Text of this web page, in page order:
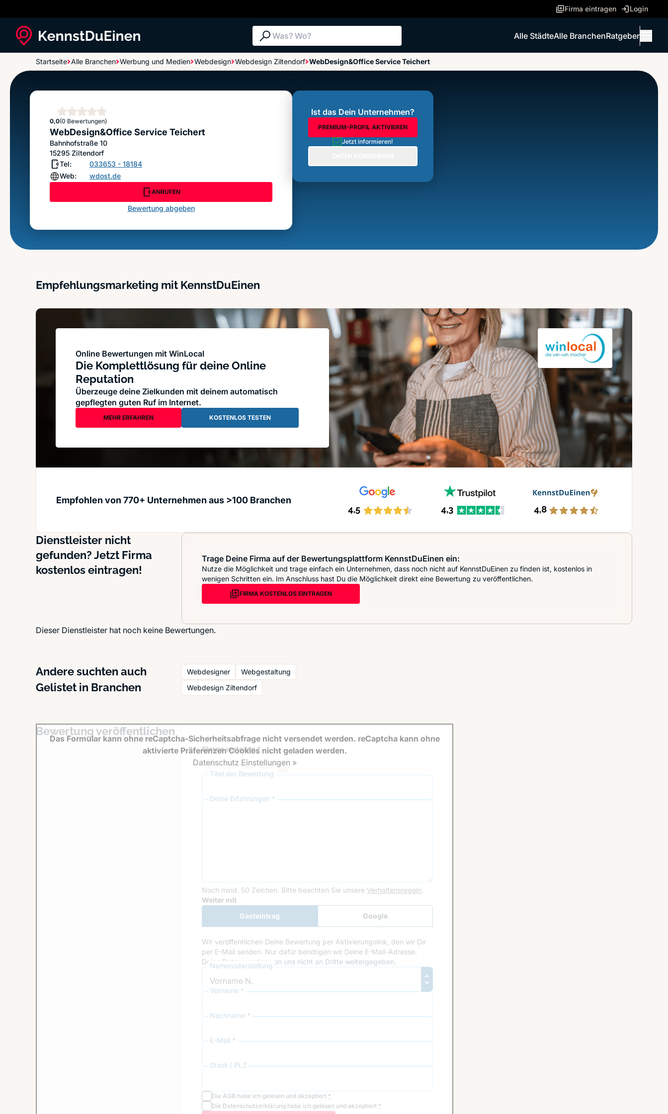
Firma eintragen Login
Suche: Was? Wo?
Alle StädteAlle BranchenRatgeber
Startseite Alle Branchen Werbung und Medien Webdesign Webdesign Ziltendorf WebDesign&Office Service Teichert
WebDesign&Office Service Teichert
0,0
Sterne
(0 Bewertungen)
WebDesign&Office Service Teichert
Bahnhofstraße 10
15295 Ziltendorf
Tel:
033653 - 18184
Web:
wdost.de
ANRUFEN
Bewertung abgeben
Ist das Dein Unternehmen?
PREMIUM-PROFIL AKTIVIEREN
Jetzt informieren!
Empfehlungsmarketing mit KennstDuEinen
Online Bewertungen mit WinLocal
Die Komplettlösung für deine Online
Reputation
Überzeuge deine Zielkunden mit deinem automatisch
gepflegten guten Ruf im Internet.
MEHR ERFAHREN KOSTENLOS TESTEN
Empfohlen von 770+ Unternehmen aus >100 Branchen
Dienstleister nicht
gefunden? Jetzt Firma
kostenlos eintragen!
Trage Deine Firma auf der Bewertungsplattform KennstDuEinen ein:
Nutze die Möglichkeit und trage einfach ein Unternehmen, dass noch nicht auf KennstDuEinen zu finden ist, kostenlos in
wenigen Schritten ein. Im Anschluss hast Du die Möglichkeit direkt eine Bewertung zu veröffentlichen.
FIRMA KOSTENLOS EINTRAGEN
Dieser Dienstleister hat noch keine Bewertungen.
Andere suchten auch Webdesigner Webgestaltung
Gelistet in Branchen Webdesign Ziltendorf
Bewertung veröffentlichen
Sterne verteilen *
Titel der Bewertung
Deine Erfahrungen *
Noch mind. 50 Zeichen. Bitte beachten Sie unsere Verhaltensregeln.
Google Recaptcha
Weiter mit
Gasteintrag
Google
Anmeldung
Wir veröffentlichen Deine Bewertung per Aktivierungslink, den wir Dir
per E-Mail senden. Nur dafür benötigen wir Deine E-Mail-Adresse.
Deine Daten werden von uns nicht an Dritte weitergegeben.
Namensdarstellung
Vorname *
Nachname *
E-Mail *
Stadt / PLZ
Die AGB habe ich gelesen und akzeptiert *
Die Datenschutzerklärung habe ich gelesen und akzeptiert *
Das Formular kann ohne reCaptcha-Sicherheitsabfrage nicht versendet werden. reCaptcha kann ohne
aktivierte Präferenzen Cookies nicht geladen werden.
Datenschutz Einstellungen »